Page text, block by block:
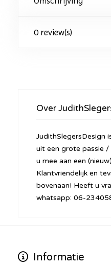
0 review(s)
Over
JudithSlegersDesign
uit een grote passie /
u mee aan een
Klantvriendelijk en
bovenaan! Heeft u
whatsapp: 06-
Informatie